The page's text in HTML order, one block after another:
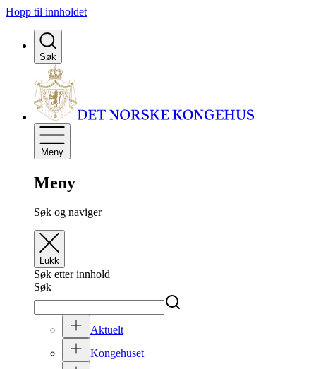
Hopp til innholdet
Søk
Meny
Meny
Søk og naviger
Lukk
Søk etter innhold
Søk
Aktuelt
Kongehuset